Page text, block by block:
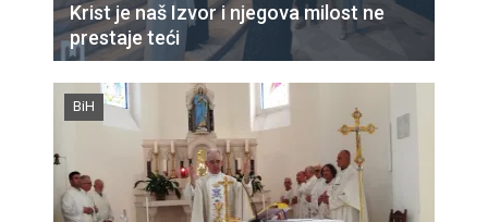
Krist je naš Izvor i njegova milost ne
prestaje teći
BiH